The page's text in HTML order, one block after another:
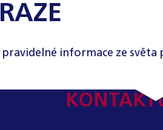
informace ze světa